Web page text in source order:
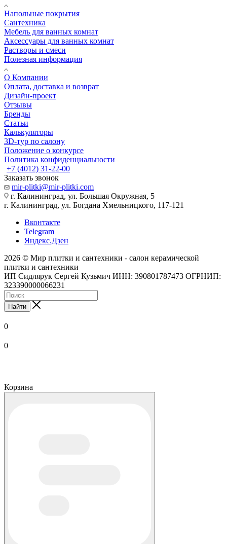
Напольные покрытия
Сантехника
Мебель для ванных комнат
Аксессуары для ванных комнат
Растворы и смеси
Полезная информация
О Компании
Оплата, доставка и возврат
Дизайн-проект
Отзывы
Бренды
Статьи
Калькуляторы
3D-тур по салону
Положение о конкурсе
Политика конфиденциальности
+7 (4012) 31-22-00
Заказать звонок
mir-plitki@mir-plitki.com
г. Калининград, ул. Большая Окружная, 5
г. Калининград, ул. Богдана Хмельницкого, 117-121
Вконтакте
Telegram
Яндекс.Дзен
2026 © Мир плитки и сантехники - салон керамической
плитки и сантехники
ИП Сидлярук Сергей Кузьмич ИНН: 390801787473 ОГРНИП:
323390000066231
Найти
0
0
Корзина